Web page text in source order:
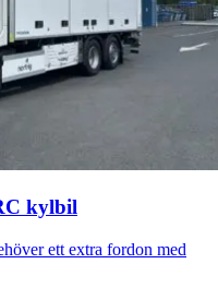
kylbil
ett extra fordon med